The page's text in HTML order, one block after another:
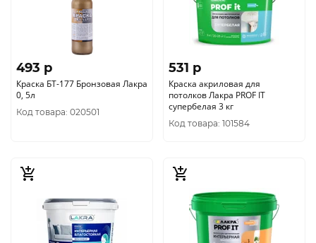
493 p
Краска БТ-177 Бронзовая Лакра
0, 5л
Код товара: 020501
531 p
Краска акриловая для
потолков Лакра PROF IT
супербелая 3 кг
Код товара: 101584